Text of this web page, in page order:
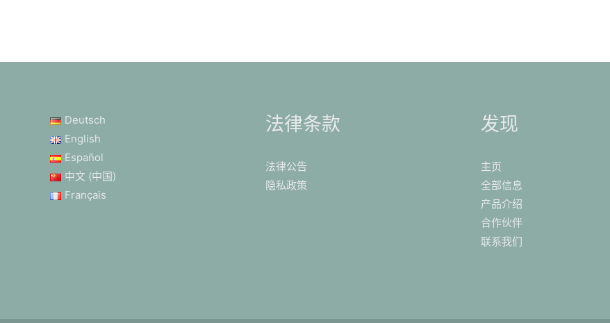
Deutsch
English
Español
中文 (中国)
Français
法律条款
法律公告
隐私政策
发现
主页
全部信息
产品介绍
合作伙伴
联系我们